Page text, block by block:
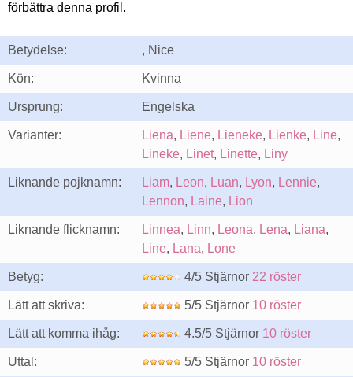
förbättra denna profil.
Betydelse: , Nice
Kön: Kvinna
Ursprung: Engelska
Varianter: Liena, Liene, Lieneke, Lienke, Line,
Lineke, Linet, Linette, Liny
Liknande pojknamn: Liam, Leon, Luan, Lyon, Lennie,
Lennon, Laine, Lion
Liknande flicknamn: Linnea, Linn, Leona, Lena, Liana,
Line, Lana, Lone
Betyg: 4/5 Stjärnor 22 röster
Lätt att skriva: 5/5 Stjärnor 10 röster
Lätt att komma ihåg: 4.5/5 Stjärnor 10 röster
Uttal: 5/5 Stjärnor 10 röster